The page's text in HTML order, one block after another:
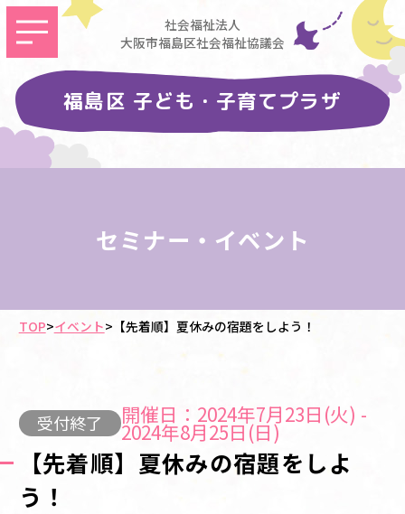
社会福祉法人
大阪市福島区社会福祉協議会
福島区 子ども・子育てプラザ
セミナー・イベント
TOP>イベント> 【先着順】夏休みの宿題をしよう！
受付終了 開催日：2024年7月23日(火) -
2024年8月25日(日)
【先着順】夏休みの宿題をしよ
う！